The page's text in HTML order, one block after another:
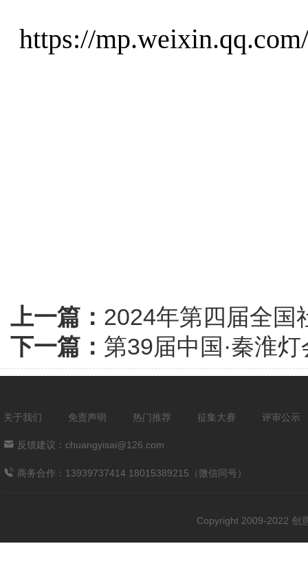
https://
上一篇： 2024年第四届全国
下一篇： 第39届中国·秦淮
关于我们 免责声明 热门推荐 征集大赛 评审公示
反馈建议：chuangyisai@126.com
商务合作：13939737414 18015389215（微信同号）
Copyright 2009-2022 创